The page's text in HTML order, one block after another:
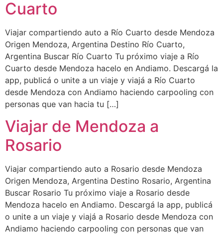
Cuarto
Viajar compartiendo auto a Río Cuarto desde Mendoza
Origen Mendoza, Argentina Destino Río Cuarto,
Argentina Buscar Río Cuarto Tu próximo viaje a Río
Cuarto desde Mendoza hacelo en Andiamo. Descargá la
app, publicá o unite a un viaje y viajá a Río Cuarto
desde Mendoza con Andiamo haciendo carpooling con
personas que van hacia tu […]
Viajar de Mendoza a
Rosario
Viajar compartiendo auto a Rosario desde Mendoza
Origen Mendoza, Argentina Destino Rosario, Argentina
Buscar Rosario Tu próximo viaje a Rosario desde
Mendoza hacelo en Andiamo. Descargá la app, publicá
o unite a un viaje y viajá a Rosario desde Mendoza con
Andiamo haciendo carpooling con personas que van